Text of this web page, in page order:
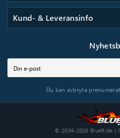
Kund- & Leveransinfo
Du kan avbryta
© 2004-2026 BlueRide |